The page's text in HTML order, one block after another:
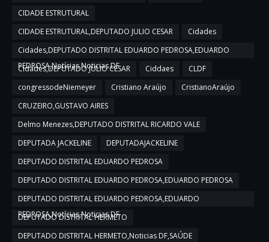
CIDADE ESTRUTURAL
CIDADE ESTRUTURAL,DEPUTADO JULIO CESAR
Cidades
Cidades,DEPUTADO DISTRITAL EDUARDO PEDROSA,EDUARDO
PEDROSA,Notícias,Noticias DF
Cidades,DEPUTADO JULIO CESAR Ciddaes
CLDF
congressodeNiemeyer
Cristiano Araújo
CristianoAraújo
CRUZEIRO,GUSTAVO AIRES
Delmo Menezes,DEPUTADO DISTRITAL RICARDO VALE
DEPUTADA JACKELINE
DEPUTADAJACKELINE
DEPUTADO DISTRITAL EDUARDO PEDROSA
DEPUTADO DISTRITAL EDUARDO PEDROSA,EDUARDO PEDROSA
DEPUTADO DISTRITAL EDUARDO PEDROSA,EDUARDO
PEDROSA,Notícias,Noticias DF
DEPUTADO DISTRITAL HERMETO
DEPUTADO DISTRITAL HERMETO,Noticias DF,SAÚDE